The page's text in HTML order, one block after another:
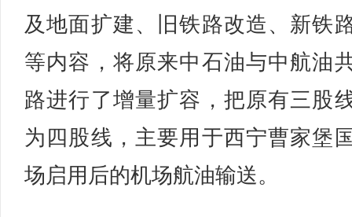
及地面扩建、旧铁路改造、新铁
等内容，将原来中石油与中航油
路进行了增量扩容，把原有三股
为四股线，主要用于西宁曹家堡
场启用后的机场航油输送。